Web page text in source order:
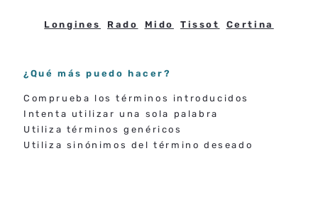
Longines Rado Mido Tissot Certina
¿Qué más puedo hacer?
Comprueba los términos introducidos
Intenta utilizar una sola palabra
Utiliza términos genéricos
Utiliza sinónimos del término deseado